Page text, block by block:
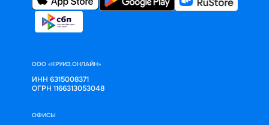
ООО «КРУИЗ.ОНЛАЙН»
ИНН 6315008371
ОГРН 1166313053048
ОФИСЫ